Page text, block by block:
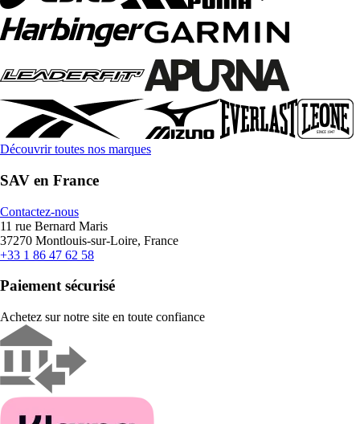
Découvrir toutes nos marques
SAV en France
Contactez-nous
11 rue Bernard Maris
37270 Montlouis-sur-Loire, France
+33 1 86 47 62 58
Paiement sécurisé
Achetez sur notre site en toute confiance